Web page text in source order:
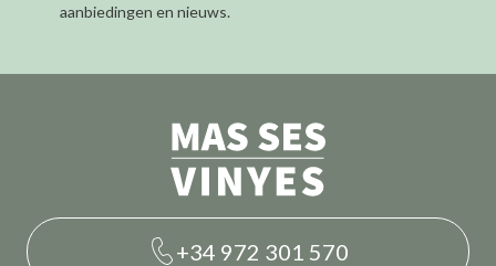
aanbiedingen en nieuws.
+34 972 301 570